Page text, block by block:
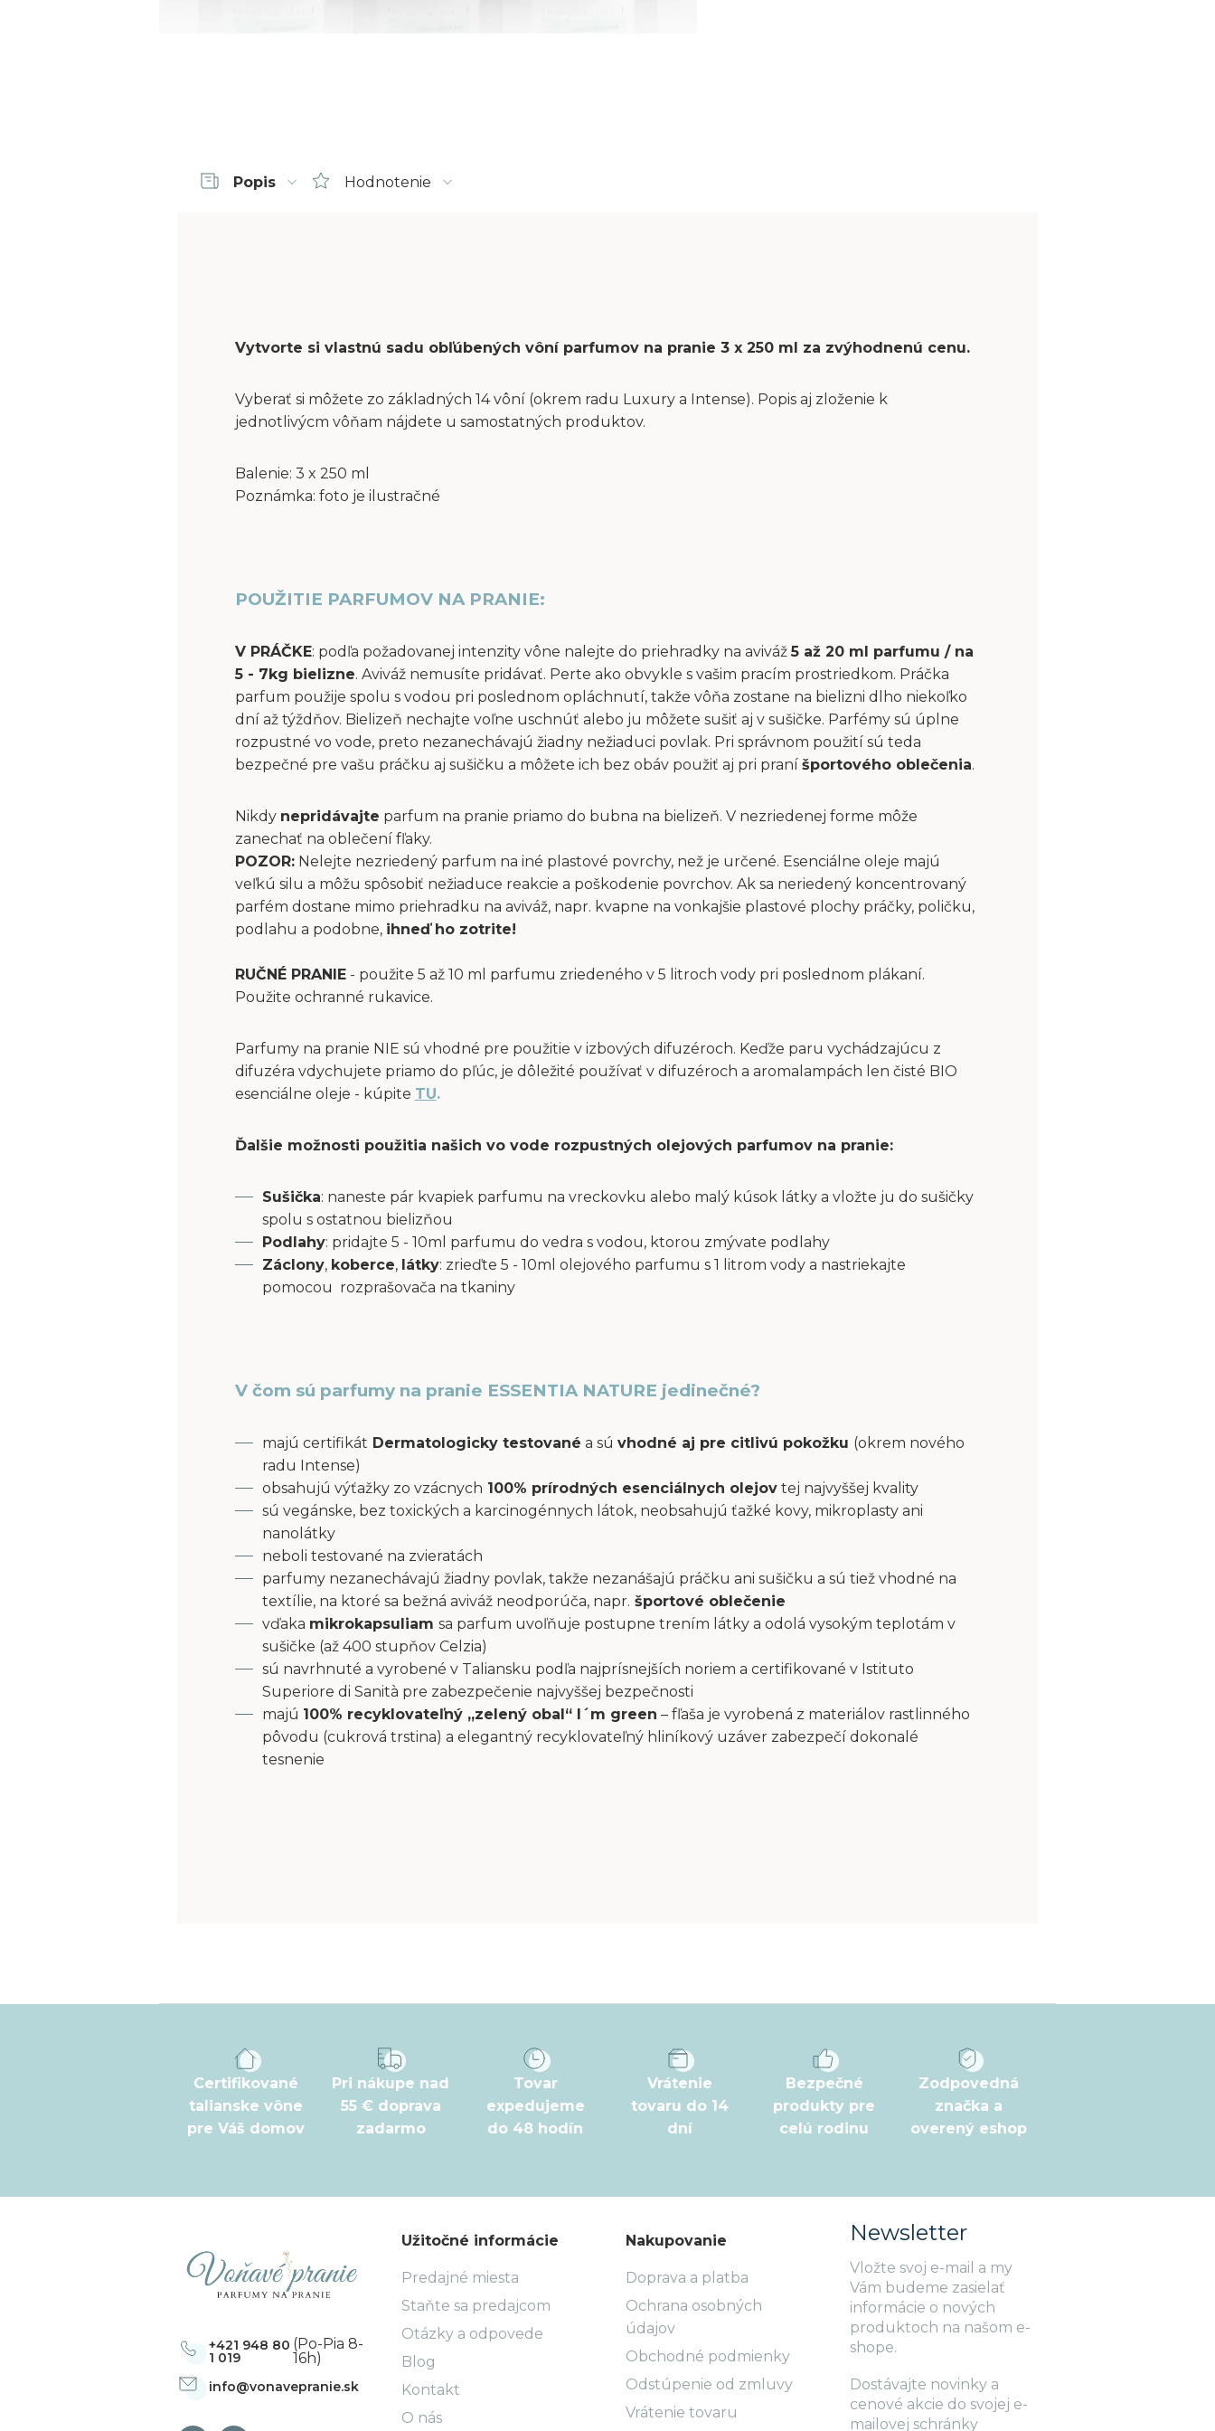
Popis Hodnotenie
Vytvorte si vlastnú sadu obľúbených vôní parfumov na pranie 3 x 250 ml za zvýhodnenú cenu.
Vyberať si môžete zo základných 14 vôní (okrem radu Luxury a Intense). Popis aj zloženie k
jednotlivýcm vôňam nájdete u samostatných produktov.
Balenie: 3 x 250 ml
Poznámka: foto je ilustračné
POUŽITIE PARFUMOV NA PRANIE:
V PRÁČKE: podľa požadovanej intenzity vône nalejte do priehradky na aviváž5 až 20 ml parfumu / na
5 - 7kg bielizne. Aviváž nemusíte pridávať. Perte ako obvykle s vašim pracím prostriedkom. Práčka
parfum použije spolu s vodou pri poslednom opláchnutí, takže vôňa zostane na bielizni dlho niekoľko
dní až týždňov. Bielizeň nechajte voľne uschnúť alebo ju môžete sušiť aj v sušičke. Parfémy sú úplne
rozpustné vo vode, preto nezanechávajú žiadny nežiaduci povlak. Pri správnom použití sú teda
bezpečné pre vašu práčku aj sušičku a môžete ich bez obáv použiť aj pri praní športového oblečenia.
Nikdy nepridávajte parfum na pranie priamo do bubna na bielizeň. V nezriedenej forme môže
zanechať na oblečení fľaky.
POZOR:Nelejte nezriedený parfum na iné plastové povrchy, než je určené. Esenciálne oleje majú
veľkú silu a môžu spôsobiť nežiaduce reakcie a poškodenie povrchov. Ak sa neriedený koncentrovaný
parfém dostane mimo priehradku na aviváž, napr. kvapne na vonkajšie plastové plochy práčky, poličku,
podlahu a podobne, ihneď ho zotrite!
RUČNÉ PRANIE- použite 5 až 10 ml parfumu zriedeného v 5 litroch vody pri poslednom plákaní.
Použite ochranné rukavice.
Parfumy na pranie NIE sú vhodné pre použitie v izbových difuzéroch. Keďže paru vychádzajúcu z
difuzéra vdychujete priamo do pľúc, je dôležité používať v difuzéroch a aromalampách len čisté BIO
esenciálne oleje - kúpite TU.
Ďalšie možnosti použitia našich vo vode rozpustných olejových parfumov na pranie:
Sušička: naneste pár kvapiek parfumu na vreckovku alebo malý kúsok látky a vložte ju do sušičky
spolu s ostatnou bielizňou
Podlahy: pridajte 5 - 10ml parfumu do vedra s vodou, ktorou zmývate podlahy
Záclony, koberce, látky: zrieďte 5 - 10ml olejového parfumu s 1 litrom vody a nastriekajte
pomocou rozprašovača na tkaniny
V čom sú parfumy na pranie ESSENTIA NATURE jedinečné?
majú certifikát Dermatologicky testované a sú vhodné aj pre citlivú pokožku (okrem nového
radu Intense)
obsahujú výťažky zo vzácnych 100% prírodných esenciálnych olejovtej najvyššej kvality
sú vegánske, bez toxických a karcinogénnych látok, neobsahujú ťažké kovy, mikroplasty ani
nanolátky
neboli testované na zvieratách
parfumy nezanechávajú žiadny povlak, takže nezanášajú práčku ani sušičku a sú tiež vhodné na
textílie, na ktoré sa bežná aviváž neodporúča, napr. športové oblečenie
vďaka mikrokapsuliam sa parfum uvoľňuje postupne trením látky a odolá vysokým teplotám v
sušičke (až 400 stupňov Celzia)
sú navrhnuté a vyrobené v Taliansku podľa najprísnejších noriem a certifikované v Istituto
Superiore di Sanità pre zabezpečenie najvyššej bezpečnosti
majú 100% recyklovateľný „zelený obal“ I´m green – fľaša je vyrobená z materiálov rastlinného
pôvodu (cukrová trstina) a elegantný recyklovateľný hliníkový uzáver zabezpečí dokonalé
tesnenie
á
Certifikované
talianske vône
pre Váš domov
Pri nákupe nad
55 € doprava
zadarmo
Tovar
expedujeme
do 48 hodín
Vrátenie
tovaru do 14
dní
Bezpečné
produkty pre
celú rodinu
Zodpovedná
značka a
overený eshop
info@vonavepranie.sk
+421 948 80
1 019
(Po-Pia 8-
16h)
Užitočné informácie
Predajné miesta
Staňte sa predajcom
Otázky a odpovede
Blog
Kontakt
O nás
Nakupovanie
Doprava a platba
Ochrana osobných
údajov
Obchodné podmienky
Odstúpenie od zmluvy
Vrátenie tovaru
Newsletter
Vložte svoj e-mail a my
Vám budeme zasielať
informácie o nových
produktoch na našom e-
shope.
Dostávajte novinky a
cenové akcie do svojej e-
mailovej schránky